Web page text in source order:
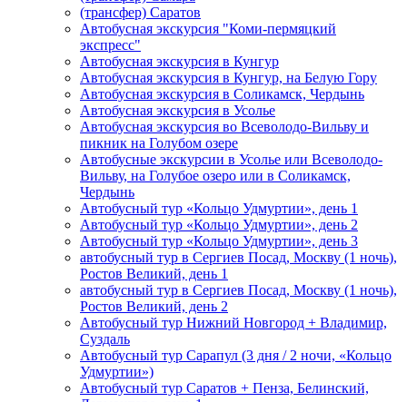
(трансфер) Саратов
Автобусная экскурсия "Коми-пермяцкий
экспресс"
Автобусная экскурсия в Кунгур
Автобусная экскурсия в Кунгур, на Белую Гору
Автобусная экскурсия в Соликамск, Чердынь
Автобусная экскурсия в Усолье
Автобусная экскурсия во Всеволодо-Вильву и
пикник на Голубом озере
Автобусные экскурсии в Усолье или Всеволодо-
Вильву, на Голубое озеро или в Соликамск,
Чердынь
Автобусный тур «Кольцо Удмуртии», день 1
Автобусный тур «Кольцо Удмуртии», день 2
Автобусный тур «Кольцо Удмуртии», день 3
автобусный тур в Сергиев Посад, Москву (1 ночь),
Ростов Великий, день 1
автобусный тур в Сергиев Посад, Москву (1 ночь),
Ростов Великий, день 2
Автобусный тур Нижний Новгород + Владимир,
Суздаль
Автобусный тур Сарапул (3 дня / 2 ночи, «Кольцо
Удмуртии»)
Автобусный тур Саратов + Пенза, Белинский,